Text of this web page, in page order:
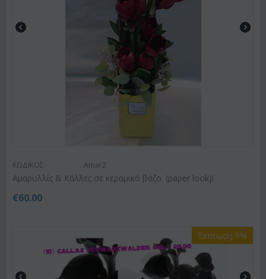
ΚΩΔΙΚΟΣ: Amar2
Αμαρυλλίς & Κάλλες σε κεραμικό βάζο. (paper look)!
€60.00
Έκπτωση 9%